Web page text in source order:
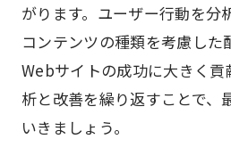
がります。ユーザー行動を分
コンテンツの種類を考慮した
Webサイトの成功に大きく
析と改善を繰り返すことで、
いきましょう。